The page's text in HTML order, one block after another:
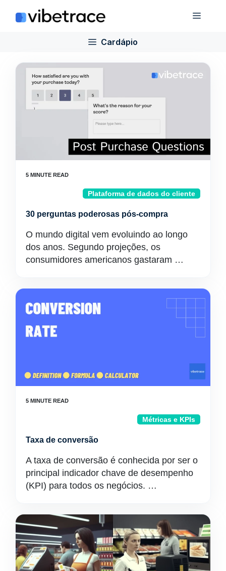
para
Cardápio
Plataforma de dados do cliente
30 perguntas poderosas pós-compra
O mundo digital vem evoluindo ao longo
dos anos. Segundo projeções, os
consumidores americanos gastaram …
Métricas e KPIs
Taxa de conversão
A taxa de conversão é conhecida por ser o
principal indicador chave de desempenho
(KPI) para todos os negócios. …